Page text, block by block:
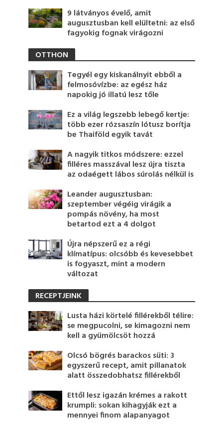
9 látványos évelő, amit
augusztusban kell elültetni: az első
fagyokig fognak virágozni
OTTHON
Tegyél egy kiskanálnyit ebből a
felmosóvízbe: az egész ház
napokig jó illatú lesz tőle
Ez a világ legszebb lebegő kertje:
több ezer rózsaszín lótusz borítja
be Thaiföld egyik tavát
A nagyik titkos módszere: ezzel
filléres masszával lesz újra tiszta
az odaégett lábos súrolás nélkül is
Leander augusztusban:
szeptember végéig virágik a
pompás növény, ha most
betartod ezt a 4 dolgot
Újra népszerű ez a régi
klímatípus: olcsóbb és kevesebbet
is fogyaszt, mint a modern
változat
RECEPTJEINK
Lusta házi körtelé fillérekből télire:
se megpucolni, se kimagozni nem
kell a gyümölcsöt hozzá
Olcsó bögrés barackos süti: 3
egyszerű recept, amit pillanatok
alatt összedobhatsz fillérekből
Ettől lesz igazán krémes a rakott
krumpli: sokan kihagyják ezt a
mennyei finom alapanyagot